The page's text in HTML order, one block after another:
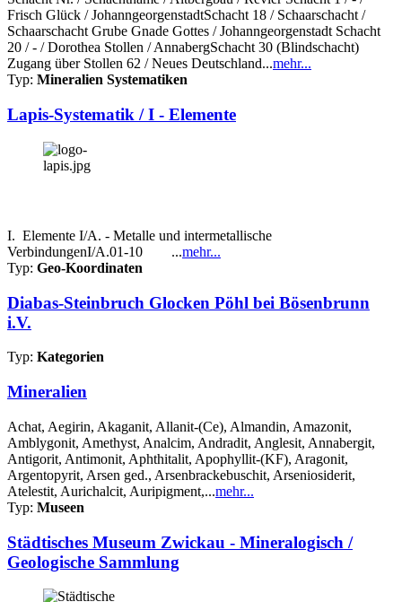
Frisch Glück / JohanngeorgenstadtSchacht 18 / Schaarschacht /
Schaarschacht Grube Gnade Gottes / Johanngeorgenstadt Schacht
20 / - / Dorothea Stollen / AnnabergSchacht 30 (Blindschacht)
Zugang über Stollen 62 / Neues Deutschland...mehr...
Typ: Mineralien Systematiken
Lapis-Systematik / I - Elemente
I. Elemente I/A. - Metalle und intermetallische
VerbindungenI/A.01-10 ...mehr...
Typ: Geo-Koordinaten
Diabas-Steinbruch Glocken Pöhl bei Bösenbrunn
i.V.
Typ: Kategorien
Mineralien
Achat, Aegirin, Akaganit, Allanit-(Ce), Almandin, Amazonit,
Amblygonit, Amethyst, Analcim, Andradit, Anglesit, Annabergit,
Antigorit, Antimonit, Aphthitalit, Apophyllit-(KF), Aragonit,
Argentopyrit, Arsen ged., Arsenbrackebuschit, Arseniosiderit,
Atelestit, Aurichalcit, Auripigment,...mehr...
Typ: Museen
Städtisches Museum Zwickau - Mineralogisch /
Geologische Sammlung